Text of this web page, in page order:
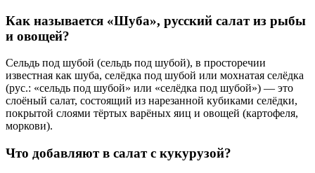
Как называется «Шуба», русский салат из рыбы
и овощей?
Сельдь под шубой (сельдь под шубой), в просторечии
известная как шуба, селёдка под шубой или мохнатая селёдка
(рус.: «сельдь под шубой» или «селёдка под шубой») — это
слоёный салат, состоящий из нарезанной кубиками селёдки,
покрытой слоями тёртых варёных яиц и овощей (картофеля,
моркови).
Что добавляют в салат с кукурузой?